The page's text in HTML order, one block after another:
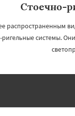
Стоечно-
распространенным
ригельные системы.